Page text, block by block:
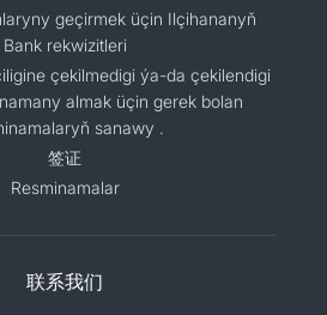
geçirmek üçin Ilçihananyň
Bank rekwizitleri
çekilmedigi ýa-da çekilendigi
almak üçin gerek bolan
sanawy .
签证
Resminamalar
联系我们